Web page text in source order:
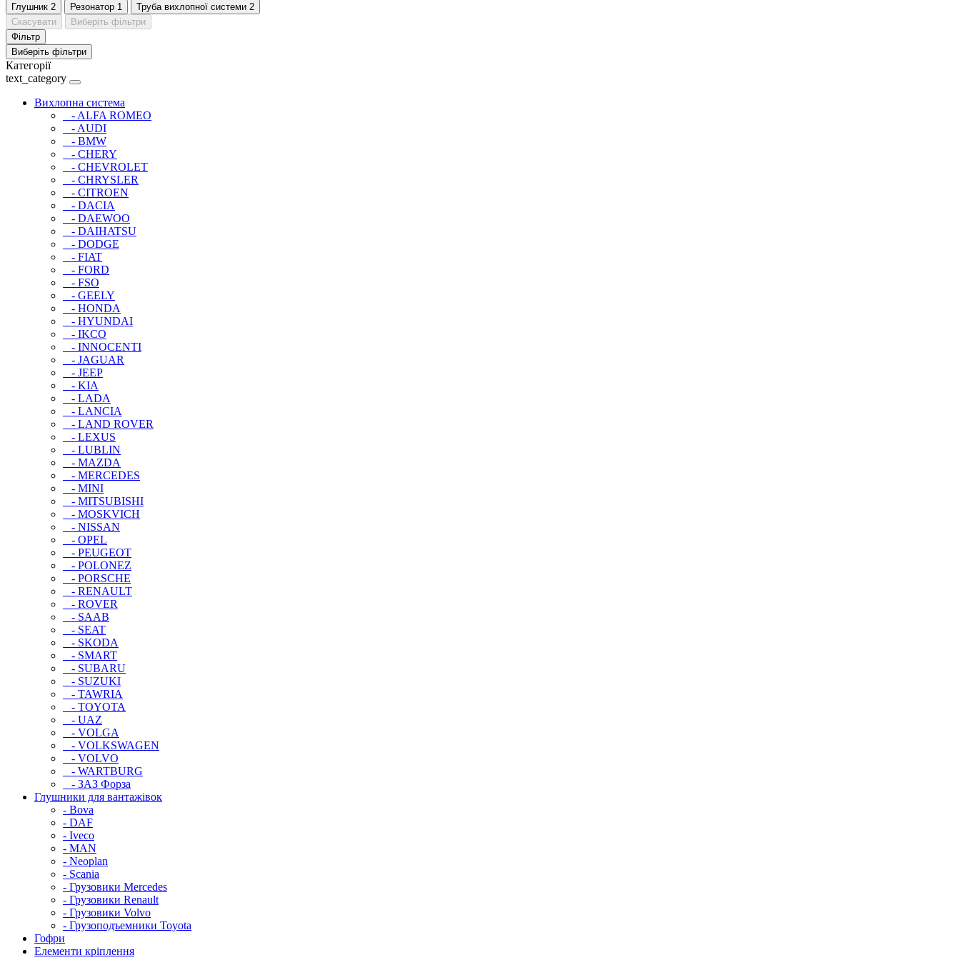
Глушник 2 Резонатор 1 Труба вихлопної системи 2
Скасувати
Виберіть фільтри
Фільтр
Виберіть фільтри
Категорії
text_category
Вихлопна система
- ALFA ROMEO
- AUDI
- BMW
- CHERY
- CHEVROLET
- CHRYSLER
- CITROEN
- DACIA
- DAEWOO
- DAIHATSU
- DODGE
- FIAT
- FORD
- FSO
- GEELY
- HONDA
- HYUNDAI
- IKCO
- INNOCENTI
- JAGUAR
- JEEP
- KIA
- LADA
- LANCIA
- LAND ROVER
- LEXUS
- LUBLIN
- MAZDA
- MERCEDES
- MINI
- MITSUBISHI
- MOSKVICH
- NISSAN
- OPEL
- PEUGEOT
- POLONEZ
- PORSCHE
- RENAULT
- ROVER
- SAAB
- SEAT
- SKODA
- SMART
- SUBARU
- SUZUKI
- TAWRIA
- TOYOTA
- UAZ
- VOLGA
- VOLKSWAGEN
- VOLVO
- WARTBURG
- ЗАЗ Форза
Глушники для вантажівок
- Bova
- DAF
- Iveco
- MAN
- Neoplan
- Scania
- Грузовики Mercedes
- Грузовики Renault
- Грузовики Volvo
- Грузоподъемники Toyota
Гофри
Елементи кріплення